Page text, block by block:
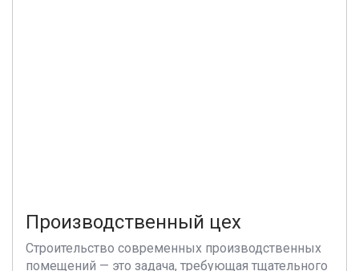
Производственный цех
Строительство современных производственных
помещений — это задача, требующая тщательного